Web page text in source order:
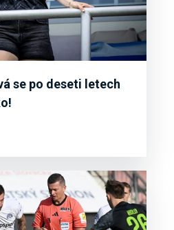
se po deseti letech